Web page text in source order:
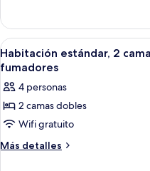
cama
King
size,
para
no
fumadores
estándar,
cama
King
para
no
Abrir
todas
las
fotos
de
Habitación
estándar,
2
Habitación estándar, 2
fumadores
4 personas
2 camas dobles
Wifi gratuito
Más detalles
Más